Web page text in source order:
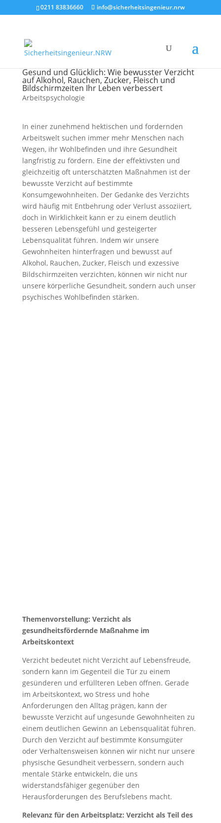
0211 83836660 info@sicherheitsingenieur.nrw
Gesund und Glücklich: Wie bewusster Verzicht
auf Alkohol, Rauchen, Zucker, Fleisch und
Bildschirmzeiten Ihr Leben verbessert
Arbeitspsychologie
In einer zunehmend hektischen und fordernden
Arbeitswelt suchen immer mehr Menschen nach
Wegen, ihr Wohlbefinden und ihre Gesundheit
langfristig zu fördern. Eine der effektivsten und
gleichzeitig oft unterschätzten Maßnahmen ist der
bewusste Verzicht auf bestimmte
Konsumgewohnheiten. Der Gedanke des Verzichts
wird häufig mit Entbehrung oder Verlust assoziiert,
doch in Wirklichkeit kann er zu einem deutlich
besseren Lebensgefühl und gesteigerter
Lebensqualität führen. Indem wir unsere
Gewohnheiten hinterfragen und bewusst auf
Alkohol, Rauchen, Zucker, Fleisch und exzessive
Bildschirmzeiten verzichten, können wir nicht nur
unsere körperliche Gesundheit, sondern auch unser
psychisches Wohlbefinden stärken.
Themenvorstellung: Verzicht als
gesundheitsfördernde Maßnahme im
Arbeitskontext
Verzicht bedeutet nicht Verzicht auf Lebensfreude,
sondern kann im Gegenteil die Tür zu einem
gesünderen und erfüllteren Leben öffnen. Gerade
im Arbeitskontext, wo Stress und hohe
Anforderungen den Alltag prägen, kann der
bewusste Verzicht auf ungesunde Gewohnheiten zu
einem deutlichen Gewinn an Lebensqualität führen.
Durch den Verzicht auf bestimmte Konsumgüter
oder Verhaltensweisen können wir nicht nur unsere
physische Gesundheit verbessern, sondern auch
mentale Stärke entwickeln, die uns
widerstandsfähiger gegenüber den
Herausforderungen des Berufslebens macht.
Relevanz für den Arbeitsplatz: Verzicht als Teil des